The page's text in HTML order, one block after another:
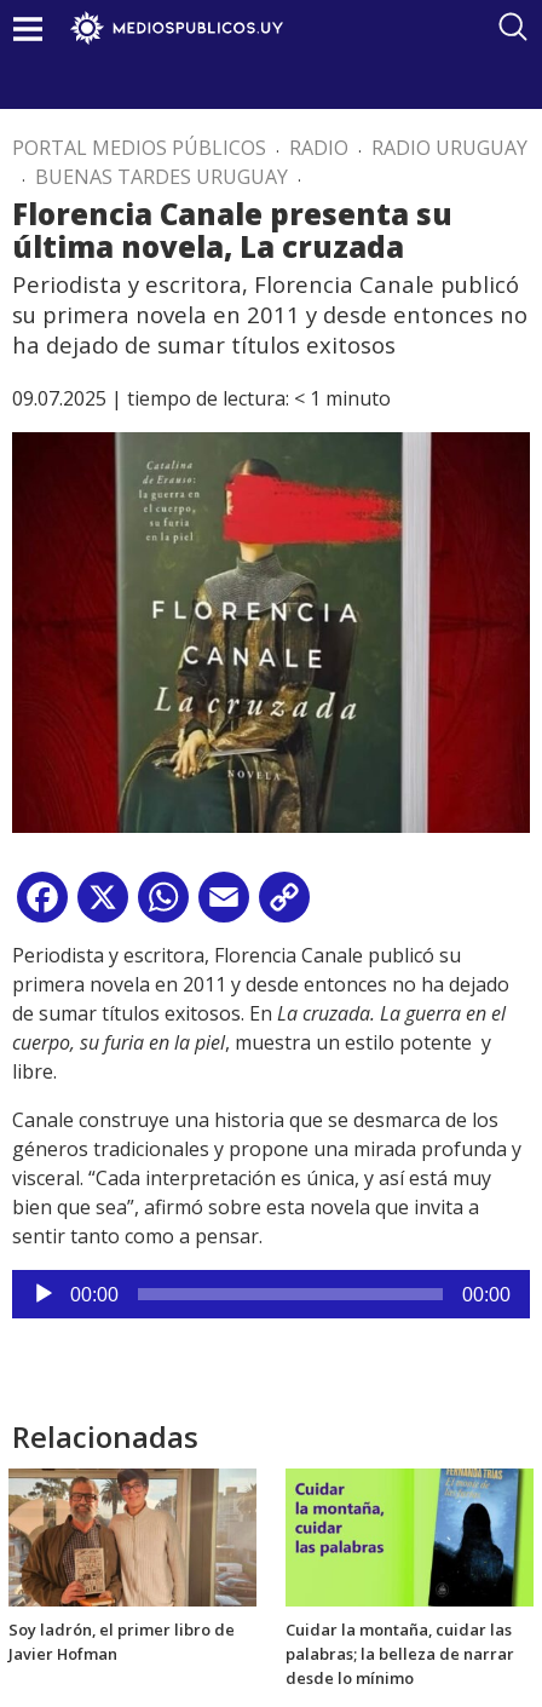
PORTAL MEDIOS PÚBLICOS . RADIO . RADIO URUGUAY
. BUENAS TARDES URUGUAY .
Florencia Canale presenta su
última novela, La cruzada
Periodista y escritora, Florencia Canale publicó
su primera novela en 2011 y desde entonces no
ha dejado de sumar títulos exitosos
09.07.2025 | tiempo de lectura: < 1 minuto
Facebook
X WhatsApp
Email
Link
Periodista y escritora, Florencia Canale publicó su
primera novela en 2011 y desde entonces no ha dejado
de sumar títulos exitosos. En La cruzada. La guerra en el
cuerpo, su furia en la piel, muestra un estilo potente y
libre.
Canale construye una historia que se desmarca de los
géneros tradicionales y propone una mirada profunda y
visceral. “Cada interpretación es única, y así está muy
bien que sea”, afirmó sobre esta novela que invita a
sentir tanto como a pensar.
Reproductor
de
00:00 00:00
Relacionadas
Soy ladrón, el primer libro de
Javier Hofman
Cuidar la montaña, cuidar las
palabras; la belleza de narrar
desde lo mínimo